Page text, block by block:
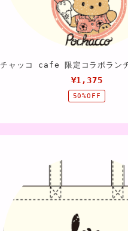
¥1,375
50%OFF